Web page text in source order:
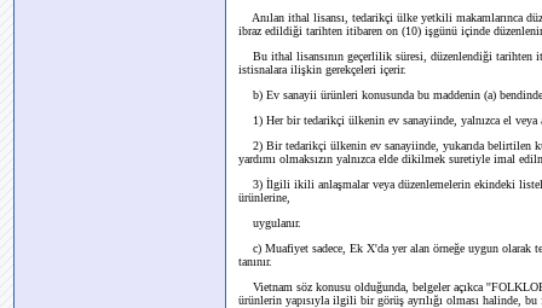
Anılan ithal lisansı, tedarikçi ülke yetkili makamlarınca
ibraz edildiği tarihten itibaren on (10) işgünü içinde
Bu ithal lisansının geçerlilik süresi, düzenlendiği tarihten
istisnalara ilişkin gerekçeleri içerir.
b) Ev sanayii ürünleri konusunda bu maddenin (a)
1) Her bir tedarikçi ülkenin ev sanayiinde, yalnızca el veya
2) Bir tedarikçi ülkenin ev sanayiinde, yukarıda belirtilen
yardımı olmaksızın yalnızca elde dikilmek suretiyle imal
3) İlgili ikili anlaşmalar veya düzenlemelerin ekindeki
ürünlerine,
uygulanır.
c) Muafiyet sadece, Ek X'da yer alan örneğe uygun olarak
tanınır.
Vietnam söz konusu olduğunda, belgeler açıkca
ürünlerin yapısıyla ilgili bir görüş ayrılığı olması halinde,